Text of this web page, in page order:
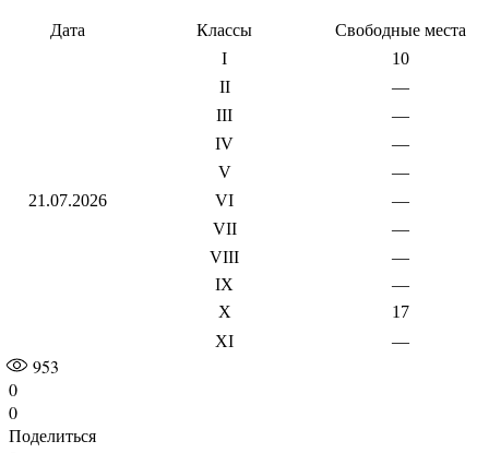
Дата Классы Свободные места
21.07.2026
I
10
II
—
III
—
IV
—
V
—
VI
—
VII
—
VIII
—
IX
—
X
17
XI
—
953
0
0
Поделиться